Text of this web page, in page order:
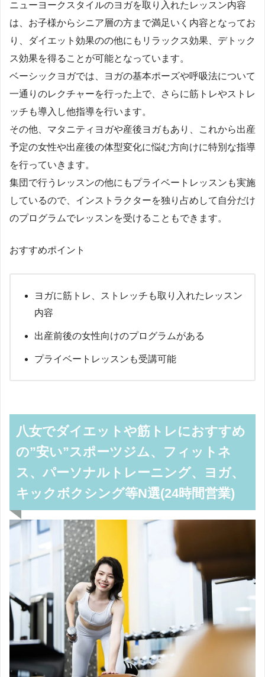
ニューヨークスタイルのヨガを取り入れたレッスン内容
は、お子様からシニア層の方まで満足いく内容となってお
り、ダイエット効果のの他にもリラックス効果、デトック
ス効果を得ることが可能となっています。
ベーシックヨガでは、ヨガの基本ポーズや呼吸法について
一通りのレクチャーを行った上で、さらに筋トレやストレ
ッチも導入し他指導を行います。
その他、マタニティヨガや産後ヨガもあり、これから出産
予定の女性や出産後の体型変化に悩む方向けに特別な指導
を行っていきます。
集団で行うレッスンの他にもプライベートレッスンも実施
しているので、インストラクターを独り占めして自分だけ
のプログラムでレッスンを受けることもできます。
おすすめポイント
ヨガに筋トレ、ストレッチも取り入れたレッスン
内容
出産前後の女性向けのプログラムがある
プライベートレッスンも受講可能
八女でダイエットや筋トレにおすすめ
の”安い”スポーツジム、フィットネ
ス、パーソナルトレーニング、ヨガ、
キックボクシング等N選(24時間営業)